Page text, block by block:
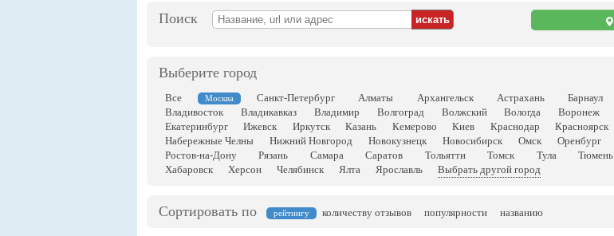
Поиск
Выберите город
Все Москва Санкт-Петербург Алматы Архангельск Астрахань Барнаул
Владивосток
Владикавказ Владимир Волгоград Волжский Вологда Воронеж
Екатеринбург
Ижевск Иркутск Казань Кемерово Киев Краснодар Красноярск
Набережные Челны
Нижний Новгород Новокузнецк Новосибирск Омск Оренбург
Ростов-на-Дону
Рязань Самара Саратов Тольятти Томск Тула Тюмень
Хабаровск
Херсон Челябинск Ялта Ярославль Выбрать другой город
Сортировать по рейтингу количеству отзывов популярности названию